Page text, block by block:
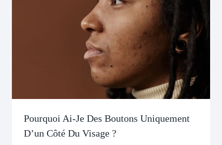
Pourquoi Ai-Je Des Boutons Uniquement
D’un Côté Du Visage ?